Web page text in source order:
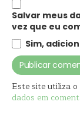
Salvar meus
vez que eu
Sim,
Este site utiliza
dados em